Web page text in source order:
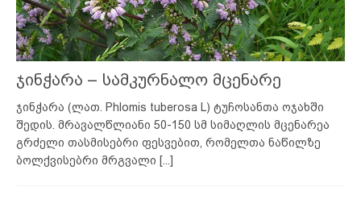
ჯინჭარა – სამკურნალო მცენარე
ჯინჭარა (ლათ. Phlomis tuberosa L) ტუჩოსანთა ოჯახში
შედის. მრავალწლიანი 50-150 სმ სიმაღლის მცენარეა
გრძელი თასმისებრი ფესვებით, რომელთა ნაწილზე
ბოლქვისებრი მრგვალი [...]